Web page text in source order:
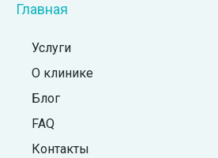
Главная
Услуги
О клинике
Блог
FAQ
Контакты